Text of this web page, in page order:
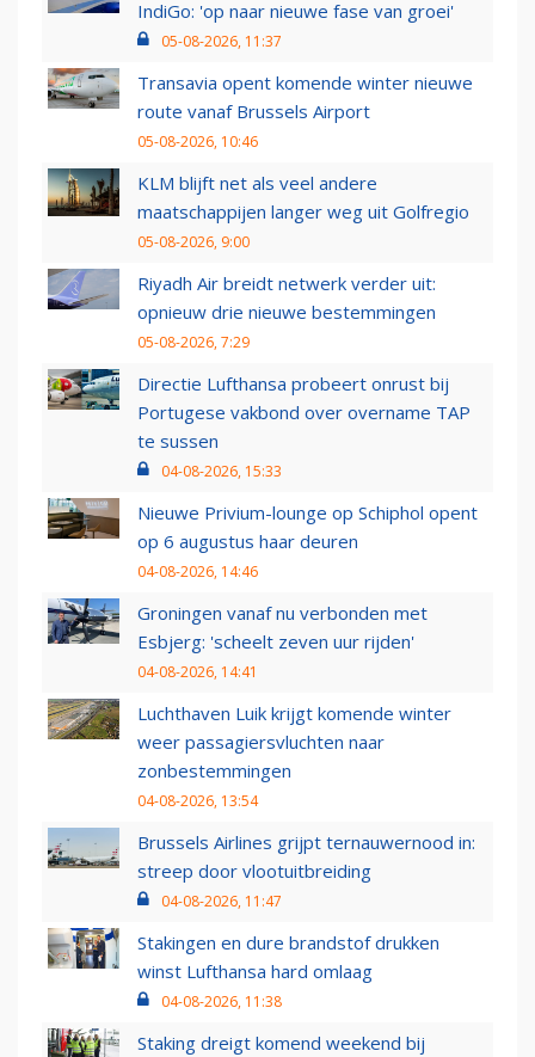
IndiGo: 'op naar nieuwe fase van groei'
05-08-2026, 11:37
Transavia opent komende winter nieuwe
route vanaf Brussels Airport
05-08-2026, 10:46
KLM blijft net als veel andere
maatschappijen langer weg uit Golfregio
05-08-2026, 9:00
Riyadh Air breidt netwerk verder uit:
opnieuw drie nieuwe bestemmingen
05-08-2026, 7:29
Directie Lufthansa probeert onrust bij
Portugese vakbond over overname TAP
te sussen
04-08-2026, 15:33
Nieuwe Privium-lounge op Schiphol opent
op 6 augustus haar deuren
04-08-2026, 14:46
Groningen vanaf nu verbonden met
Esbjerg: 'scheelt zeven uur rijden'
04-08-2026, 14:41
Luchthaven Luik krijgt komende winter
weer passagiersvluchten naar
zonbestemmingen
04-08-2026, 13:54
Brussels Airlines grijpt ternauwernood in:
streep door vlootuitbreiding
04-08-2026, 11:47
Stakingen en dure brandstof drukken
winst Lufthansa hard omlaag
04-08-2026, 11:38
Staking dreigt komend weekend bij